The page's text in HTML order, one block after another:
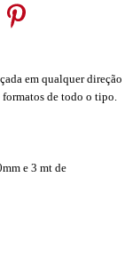
em qualquer direção
de todo o tipo.
e 3 mt de